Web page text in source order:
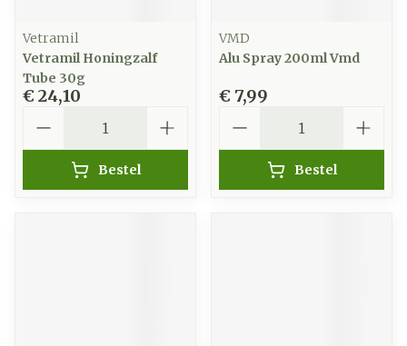
Vetramil
Vetramil Honingzalf
Tube 30g
€ 24,10
Bestel
VMD
Alu Spray 200ml Vmd
€ 7,99
Bestel